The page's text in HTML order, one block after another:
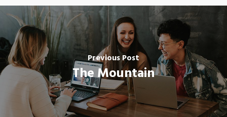
Previous Post
The Mountain